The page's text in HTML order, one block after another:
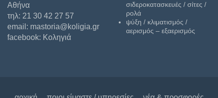
Αθήνα
τηλ: 21 30 42 27 57
email: mastoria@koligia.gr
facebook: Κοληγιά
σιδεροκατασκευές / σίτες /
ρολά
ψύξη / κλιματισμός /
αερισμός – εξαερισμός